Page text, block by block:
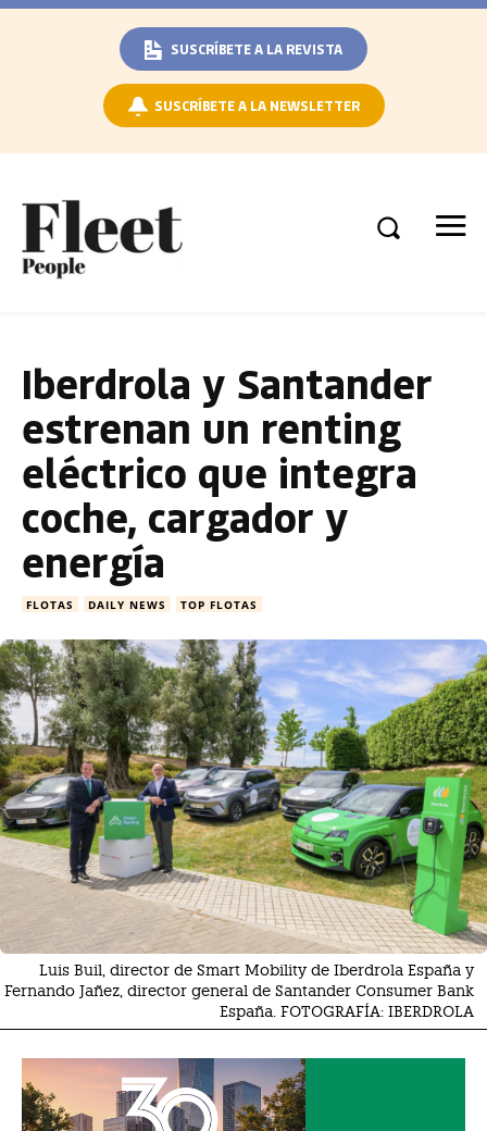
SUSCRÍBETE A LA REVISTA
SUSCRÍBETE A LA NEWSLETTER
Iberdrola y Santander
estrenan un renting
eléctrico que integra
coche, cargador y
energía
FLOTAS DAILY NEWS TOP FLOTAS
Luis Buil, director de Smart Mobility de Iberdrola España y
Fernando Jañez, director general de Santander Consumer Bank
España. FOTOGRAFÍA: IBERDROLA